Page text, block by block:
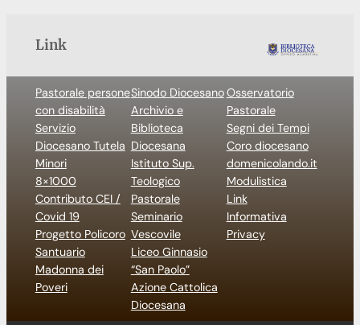
Link
Pastorale persone
con disabilità
Servizio
Diocesano Tutela
Minori
8×1000
Contributo CEI /
Covid 19
Progetto Policoro
Santuario
Madonna dei
Poveri
Sinodo Diocesano
Archivio e
Biblioteca
Diocesana
Istituto Sup.
Teologico
Pastorale
Seminario
Vescovile
Liceo Ginnasio
“San Paolo”
Azione Cattolica
Diocesana
Osservatorio
Pastorale
Segni dei Tempi
Coro diocesano
domenicolando.it
Modulistica
Link
Informativa
Privacy